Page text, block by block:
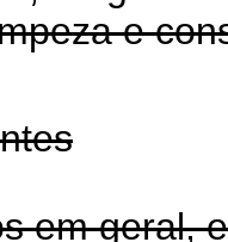
e
em geral,